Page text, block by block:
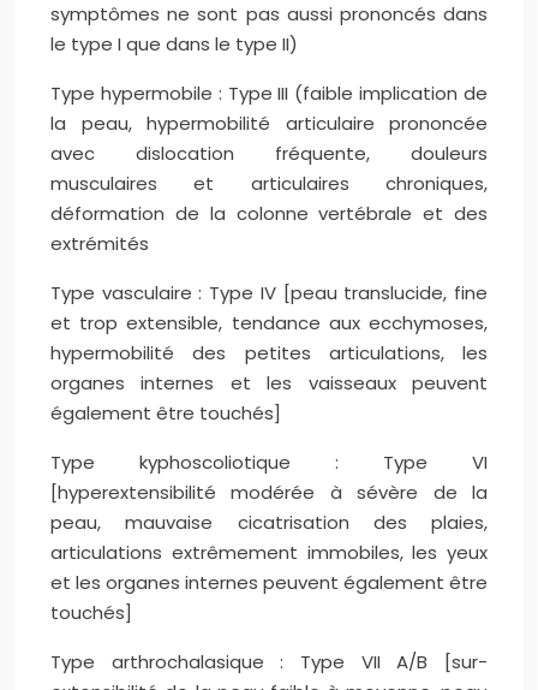
symptômes ne sont pas aussi prononcés dans
le type I que dans le type II)
Type hypermobile : Type III (faible implication de
la peau, hypermobilité articulaire prononcée
avec dislocation fréquente, douleurs
musculaires et articulaires chroniques,
déformation de la colonne vertébrale et des
extrémités
Type vasculaire : Type IV [peau translucide, fine
et trop extensible, tendance aux ecchymoses,
hypermobilité des petites articulations, les
organes internes et les vaisseaux peuvent
également être touchés]
Type kyphoscoliotique : Type VI
[hyperextensibilité modérée à sévère de la
peau, mauvaise cicatrisation des plaies,
articulations extrêmement immobiles, les yeux
et les organes internes peuvent également être
touchés]
Type arthrochalasique : Type VII A/B [sur-